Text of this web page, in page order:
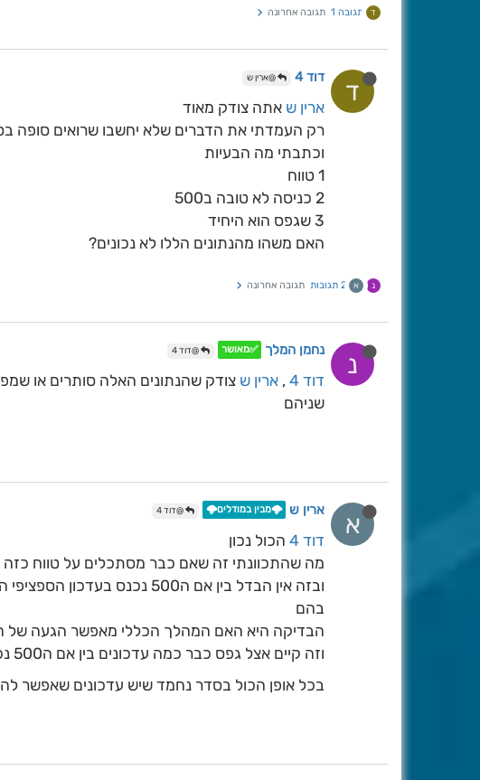
ד תגובה 1 תגובה אחרונה
ד דוד 4 @ארין ש
ארין ש אתה צודק מאוד
רק העמדתי את הדברים שלא יחשבו שרואים סופה
וכתבתי מה הבעיות
1 טווח
2 כניסה לא טובה ב500
3 שגפס הוא היחיד
האם משהו מהנתונים הללו לא נכונים?
נ א 2 תגובות תגובה אחרונה
נ נחמן המלך ✅מאושר @דוד 4
דוד 4 , ארין ש צודק שהנתונים האלה סותרים או
שניהם
א ארין ש 🌩️מבין במודלים🌩️ @דוד 4
דוד 4
הכול נכון
מה שהתכוונתי זה שאם כבר מסתכלים על טווח כזה
ובזה אין הבדל בין אם ה500
בהם
הבדיקה היא האם המהלך הכללי מאפשר הגעה של
וזה קיים אצל גפס כבר כמה עדכונים בין אם ה500 נכנס הפעם ובין אם לא
בכל אופן הכול בסדר נחמד שיש עדכונים שאפשר